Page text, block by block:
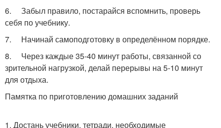
6. Забыл правило, постарайся вспомнить, проверь
себя по учебнику.
7. Начинай самоподготовку в определённом порядке.
8. Через каждые 35-40 минут работы, связанной со
зрительной нагрузкой, делай перерывы на 5-10 минут
для отдыха.
Памятка по приготовлению домашних заданий
1. Достань учебники, тетради, необходимые